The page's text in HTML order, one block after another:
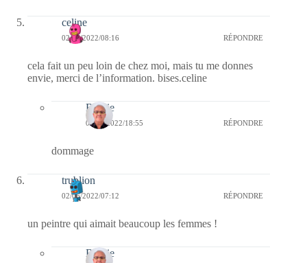
celine
02/06/2022/08:16 RÉPONDRE
cela fait un peu loin de chez moi, mais tu me donnes
envie, merci de l’information. bises.celine
Bernie
02/06/2022/18:55 RÉPONDRE
dommage
trublion
02/06/2022/07:12 RÉPONDRE
un peintre qui aimait beaucoup les femmes !
Bernie